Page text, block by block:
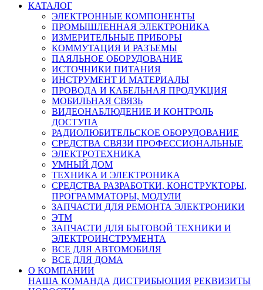
КАТАЛОГ
ЭЛЕКТРОННЫЕ КОМПОНЕНТЫ
ПРОМЫШЛЕННАЯ ЭЛЕКТРОНИКА
ИЗМЕРИТЕЛЬНЫЕ ПРИБОРЫ
КОММУТАЦИЯ И РАЗЪЕМЫ
ПАЯЛЬНОЕ ОБОРУДОВАНИЕ
ИСТОЧНИКИ ПИТАНИЯ
ИНСТРУМЕНТ И МАТЕРИАЛЫ
ПРОВОДА И КАБЕЛЬНАЯ ПРОДУКЦИЯ
МОБИЛЬНАЯ СВЯЗЬ
ВИДЕОНАБЛЮДЕНИЕ И КОНТРОЛЬ
ДОСТУПА
РАДИОЛЮБИТЕЛЬСКОЕ ОБОРУДОВАНИЕ
СРЕДСТВА СВЯЗИ ПРОФЕССИОНАЛЬНЫЕ
ЭЛЕКТРОТЕХНИКА
УМНЫЙ ДОМ
ТЕХНИКА И ЭЛЕКТРОНИКА
СРЕДСТВА РАЗРАБОТКИ, КОНСТРУКТОРЫ,
ПРОГРАММАТОРЫ, МОДУЛИ
ЗАПЧАСТИ ДЛЯ РЕМОНТА ЭЛЕКТРОНИКИ
ЭТМ
ЗАПЧАСТИ ДЛЯ БЫТОВОЙ ТЕХНИКИ И
ЭЛЕКТРОИНСТРУМЕНТА
ВСЕ ДЛЯ АВТОМОБИЛЯ
ВСЕ ДЛЯ ДОМА
О КОМПАНИИ
НАША КОМАНДА ДИСТРИБЬЮЦИЯ РЕКВИЗИТЫ